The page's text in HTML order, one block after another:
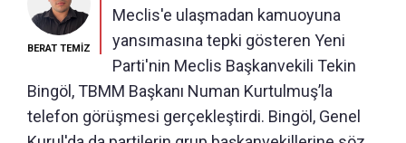
BERAT TEMİZ
Meclis'e ulaşmadan kamuoyuna
yansımasına tepki gösteren Yeni
Parti'nin Meclis Başkanvekili Tekin
Bingöl, TBMM Başkanı Numan Kurtulmuş’la
telefon görüşmesi gerçekleştirdi. Bingöl, Genel